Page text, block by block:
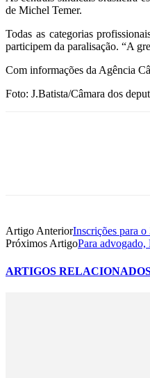
de Michel Temer.
Todas as categorias
participem da paralisação. “A
Com informações da Agência
Foto: J.Batista/Câmara dos
Artigo AnteriorInscrições para
Próximos ArtigoPara advogado,
ARTIGOS